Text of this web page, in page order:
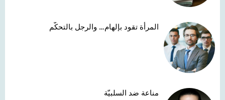
المرأة تقود بإلهام… والرجل بالتحكّم
مناعة ضد السلبيّة